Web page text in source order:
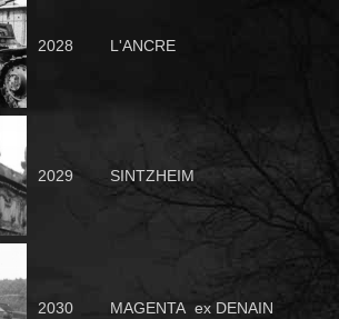
2028 L'ANCRE
2029 SINTZHEIM
2030 MAGENTA ex DENAIN